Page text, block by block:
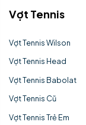
Vợt Tennis
Vợt Tennis Wilson
Vợt Tennis Head
Vợt Tennis Babolat
Vợt Tennis Cũ
Vợt Tennis Trẻ Em